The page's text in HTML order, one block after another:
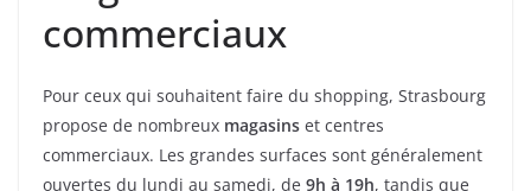
commerciaux
Pour ceux qui souhaitent faire du shopping, Strasbourg
propose de nombreux magasins et centres
commerciaux. Les grandes surfaces sont généralement
ouvertes du lundi au samedi, de 9h à 19h, tandis que